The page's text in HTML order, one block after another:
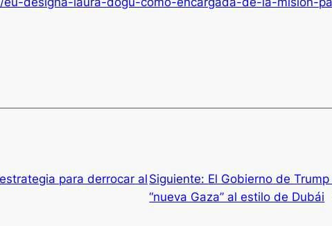
para derrocar al Siguiente: El Gobierno de
“nueva Gaza” al estilo de Dubái